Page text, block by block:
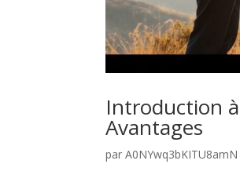
Introduction
Avantages
parA0NYwq3bKITU8amN